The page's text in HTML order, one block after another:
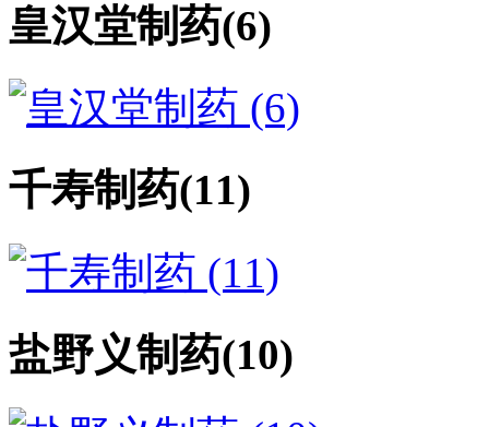
皇汉堂制药(6)
千寿制药(11)
盐野义制药(10)